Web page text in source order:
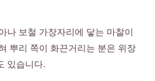
나 보철 가장자리에 닿는 마찰이
뿌리 쪽이 화끈거리는 분은 위장
있습니다.